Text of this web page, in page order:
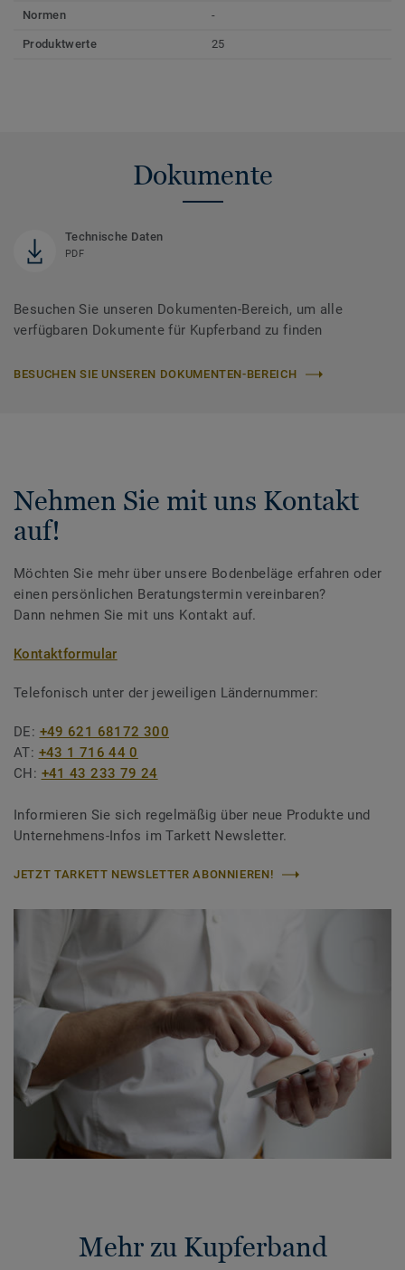
Normen
-
Produktwerte 25
Dokumente
Technische Daten
PDF
Besuchen Sie unseren Dokumenten-Bereich, um alle
verfügbaren Dokumente für Kupferband zu finden
BESUCHEN SIE UNSEREN DOKUMENTEN-BEREICH
Nehmen Sie mit uns Kontakt
auf!
Möchten Sie mehr über unsere Bodenbeläge erfahren oder
einen persönlichen Beratungstermin vereinbaren?
Dann nehmen Sie mit uns Kontakt auf.
Kontaktformular
Telefonisch unter der jeweiligen Ländernummer:
DE: +49 621 68172 300
AT: +43 1 716 44 0
CH: +41 43 233 79 24
Informieren Sie sich regelmäßig über neue Produkte und
Unternehmens-Infos im Tarkett Newsletter.
JETZT TARKETT NEWSLETTER ABONNIEREN!
Mehr zu Kupferband